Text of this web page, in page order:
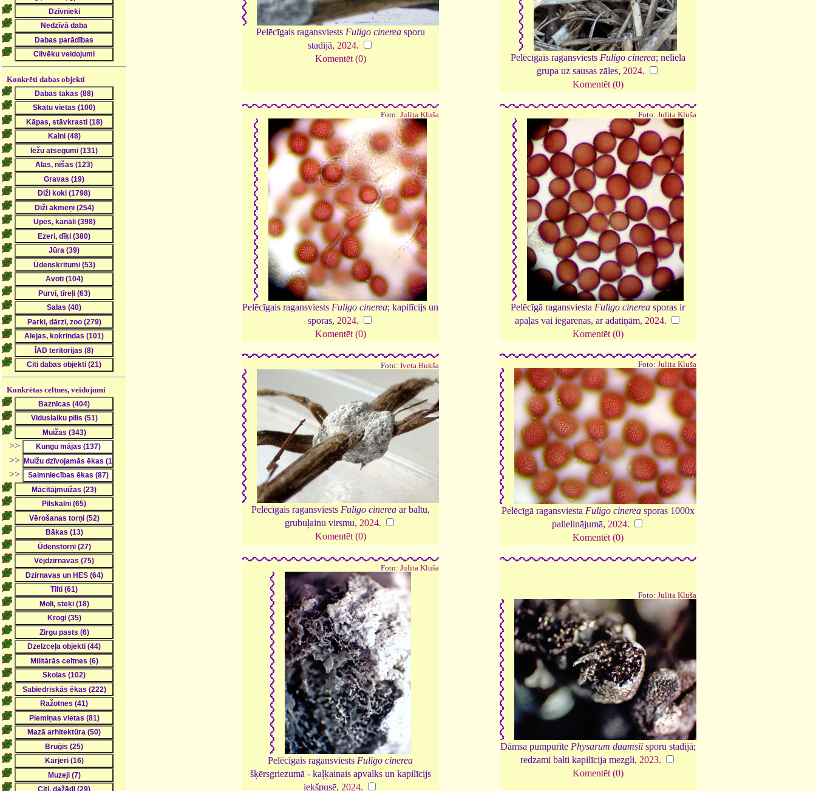
Konkrēti dabas objekti
Konkrētas celtnes, veidojumi
>>
>>
>>
Pelēcīgais ragansviests Fuligo cinereasporu
stadijā, 2024.
Komentēt (0)
Pelēcīgais ragansviests Fuligo cinerea; neliela
grupa uz sausas zāles, 2024.
Komentēt (0)
Foto: Julita Kluša
Pelēcīgais ragansviests Fuligo cinerea; kapilīcijs un
sporas, 2024.
Komentēt (0)
Foto: Julita Kluša
Pelēcīgā ragansviesta Fuligo cinerea sporas ir
apaļas vai iegarenas, ar adatiņām, 2024.
Komentēt (0)
Foto: Iveta Bukša
Pelēcīgais ragansviests Fuligo cinereaar baltu,
grubuļainu virsmu, 2024.
Komentēt (0)
Foto: Julita Kluša
Pelēcīgā ragansviesta Fuligo cinereasporas 1000x
palielinājumā, 2024.
Komentēt (0)
Foto: Julita Kluša
Pelēcīgais ragansviests Fuligo cinerea
šķērsgriezumā - kaļķainais apvalks un kapilīcijs
iekšpusē, 2024.
Foto: Julita Kluša
Dāmsa pumpurīte Physarum daamsiisporu stadijā;
redzami balti kapilīcija mezgli, 2023.
Komentēt (0)